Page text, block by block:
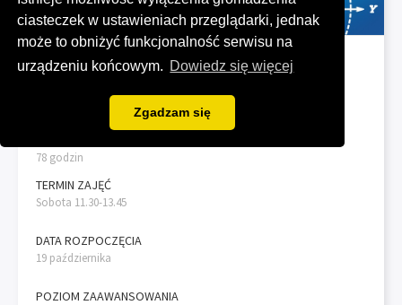
ciasteczek w ustawieniach przeglądarki, jednak
może to obniżyć funkcjonalność serwisu na
urządzeniu końcowym. Dowiedz się więcej
Zgadzam się
CHARAKTERYSTYKA
ROZMIAR GRUPY
78 godzin
TERMIN ZAJĘĆ
Sobota 11.30-13.45
DATA ROZPOCZĘCIA
19 października
POZIOM ZAAWANSOWANIA